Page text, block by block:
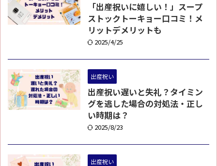
「出産祝いに嬉しい！」スープ
ストックトーキョー口コミ！メ
リットデメリットも
2025/4/25
出産祝い
出産祝い遅いと失礼？タイミン
グを逃した場合の対処法・正し
い時期は？
2025/8/23
出産祝い